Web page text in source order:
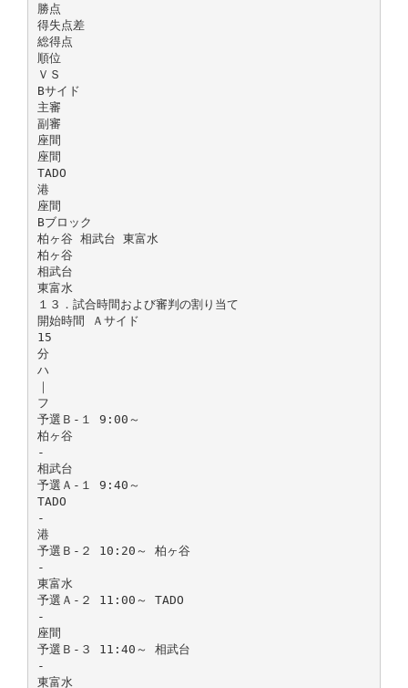
勝点
得失点差
総得点
順位
ＶＳ
Bサイド
主審
副審
座間
座間
TADO
港
座間
Bブロック
柏ヶ谷 相武台 東富水
柏ヶ谷
相武台
東富水
１３．試合時間および審判の割り当て
開始時間 Ａサイド
15
分
ハ
｜
フ
予選Ｂ-１ 9:00～
柏ヶ谷
-
相武台
予選Ａ-１ 9:40～
TADO
-
港
予選Ｂ-２ 10:20～ 柏ヶ谷
-
東富水
予選Ａ-２ 11:00～ TADO
-
座間
予選Ｂ-３ 11:40～ 相武台
-
東富水